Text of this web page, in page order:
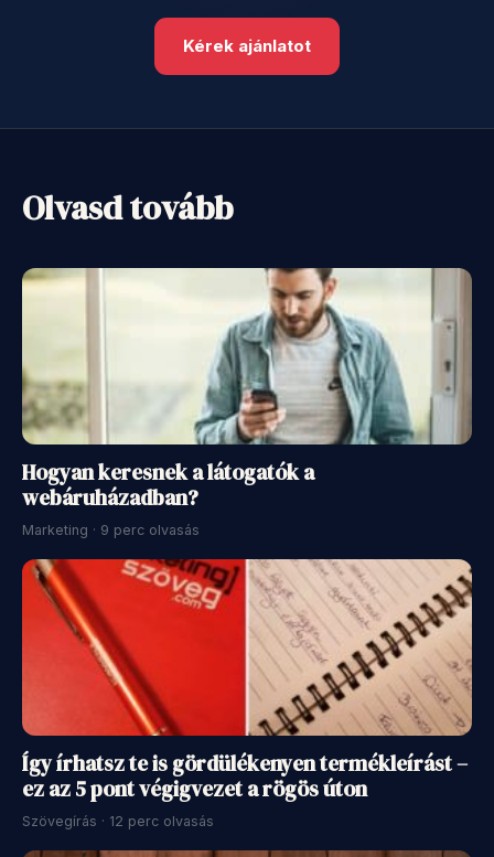
Kérek ajánlatot
Olvasd tovább
Hogyan keresnek a látogatók a
webáruházadban?
Marketing · 9 perc olvasás
Így írhatsz te is gördülékenyen termékleírást –
ez az 5 pont végigvezet a rögös úton
Szövegírás · 12 perc olvasás